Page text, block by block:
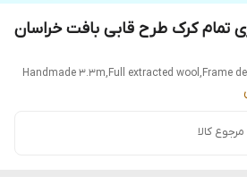
3.3متری تمام کرک طرح قابی بافت خراسان
Handmade 3.3m,Full extracted wool,Frame